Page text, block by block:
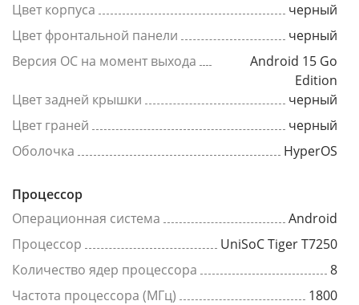
Цвет корпуса
черный
Цвет фронтальной панели
черный
Версия ОС на момент выхода
Android 15 Go
Edition
Цвет задней крышки
черный
Цвет граней
черный
Оболочка
HyperOS
Процессор
Операционная система
Android
Процессор
UniSoC Tiger T7250
Количество ядер процессора
8
Частота процессора (МГц)
1800